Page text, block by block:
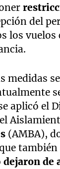
del
los vuelos
medidas
aplicó el
(AMBA),
dejaron de